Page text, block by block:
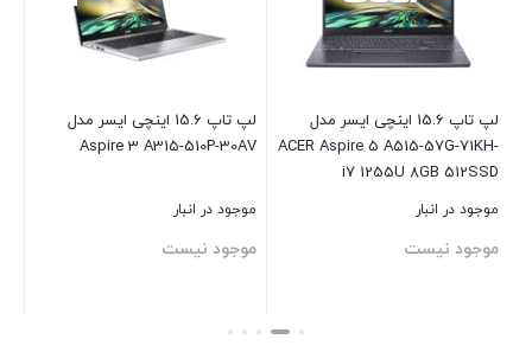
لپ تاپ 15.6 اینچی ایسر مدل
ACER Aspire 5 A515-57G-71KH-
i7 1255U 8GB 512SSD
RTX2050
موجود در انبار
موجود نیست
لپ تاپ 15.6 اینچی ایسر مدل
Aspire 3 A315-510P-30AV
موجود در انبار
موجود نیست
بستن